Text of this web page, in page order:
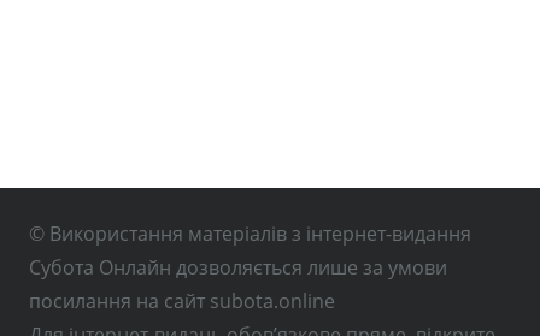
© Використання матеріалів з інтернет-видання
Субота Онлайн дозволяється лише за умови
посилання на сайт subota.online